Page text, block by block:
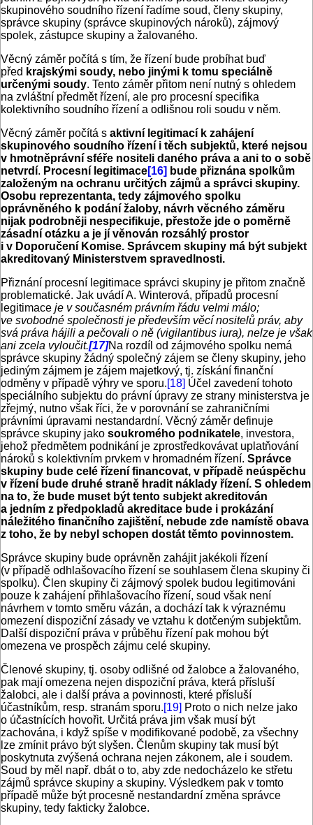
skupinového soudního řízení řadíme soud, členy skupiny,
správce skupiny (správce skupinových nároků), zájmový
spolek, zástupce skupiny a žalovaného.
Věcný záměr počítá s tím, že řízení bude probíhat buď
před krajskými soudy, nebo jinými k tomu speciálně
určenými soudy. Tento záměr přitom není nutný s ohledem
na zvláštní předmět řízení, ale pro procesní specifika
kolektivního soudního řízení a odlišnou roli soudu v něm.
Věcný záměr počítá s aktivní legitimací k zahájení
skupinového soudního řízení i těch subjektů, které nejsou
v hmotněprávní sféře nositeli daného práva a ani to o sobě
netvrdí. Procesní legitimace[16] bude přiznána spolkům
založeným na ochranu určitých zájmů a správci skupiny.
Osobu reprezentanta, tedy zájmového spolku
oprávněného k podání žaloby, návrh věcného záměru
nijak podrobněji nespecifikuje, přestože jde o poměrně
zásadní otázku a je jí věnován rozsáhlý prostor
i v Doporučení Komise. Správcem skupiny má být subjekt
akreditovaný Ministerstvem spravedlnosti.
Přiznání procesní legitimace správci skupiny je přitom značně
problematické. Jak uvádí A. Winterová, případů procesní
legitimace je v současném právním řádu velmi málo;
ve svobodné společnosti je především věcí nositelů práv, aby
svá práva hájili a pečovali o ně (vigilantibus iura), nelze je však
ani zcela vyloučit.[17]Na rozdíl od zájmového spolku nemá
správce skupiny žádný společný zájem se členy skupiny, jeho
jediným zájmem je zájem majetkový, tj. získání finanční
odměny v případě výhry ve sporu.[18] Účel zavedení tohoto
speciálního subjektu do právní úpravy ze strany ministerstva je
zřejmý, nutno však říci, že v porovnání se zahraničními
právními úpravami nestandardní. Věcný záměr definuje
správce skupiny jako soukromého podnikatele, investora,
jehož předmětem podnikání je zprostředkovávat uplatňování
nároků s kolektivním prvkem v hromadném řízení. Správce
skupiny bude celé řízení financovat, v případě neúspěchu
v řízení bude druhé straně hradit náklady řízení. S ohledem
na to, že bude muset být tento subjekt akreditován
a jedním z předpokladů akreditace bude i prokázání
náležitého finančního zajištění, nebude zde namístě obava
z toho, že by nebyl schopen dostát těmto povinnostem.
Správce skupiny bude oprávněn zahájit jakékoli řízení
(v případě odhlašovacího řízení se souhlasem člena skupiny či
spolku). Člen skupiny či zájmový spolek budou legitimováni
pouze k zahájení přihlašovacího řízení, soud však není
návrhem v tomto směru vázán, a dochází tak k výraznému
omezení dispoziční zásady ve vztahu k dotčeným subjektům.
Další dispoziční práva v průběhu řízení pak mohou být
omezena ve prospěch zájmu celé skupiny.
Členové skupiny, tj. osoby odlišné od žalobce a žalovaného,
pak mají omezena nejen dispoziční práva, která přísluší
žalobci, ale i další práva a povinnosti, které přísluší
účastníkům, resp. stranám sporu.[19] Proto o nich nelze jako
o účastnících hovořit. Určitá práva jim však musí být
zachována, i když spíše v modifikované podobě, za všechny
lze zmínit právo být slyšen. Členům skupiny tak musí být
poskytnuta zvýšená ochrana nejen zákonem, ale i soudem.
Soud by měl např. dbát o to, aby zde nedocházelo ke střetu
zájmů správce skupiny a skupiny. Výsledkem pak v tomto
případě může být procesně nestandardní změna správce
skupiny, tedy fakticky žalobce.